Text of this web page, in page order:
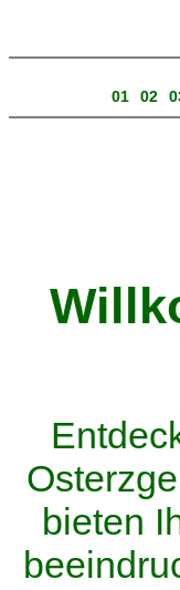
01 02
bieten